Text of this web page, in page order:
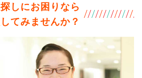
しにお困りなら
てみませんか？